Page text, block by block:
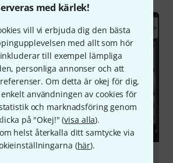
med kärlek!
vill vi erbjuda dig den bästa
med allt som hör
till exempel lämpliga
personliga annonser och att
Om detta är okej för dig,
användningen av cookies för
och marknadsföring genom
på "Okej!" (visa alla).
helst återkalla ditt samtycke via
(här).
Sampling